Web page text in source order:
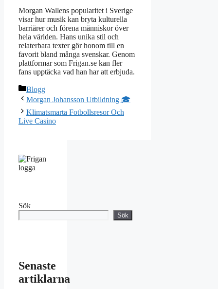
Morgan Wallens popularitet i Sverige
visar hur musik kan bryta kulturella
barriärer och förena människor över
hela världen. Hans unika stil och
relaterbara texter gör honom till en
favorit bland många svenskar. Genom
plattformar som Frigan.se kan fler
fans upptäcka vad han har att erbjuda.
Kategorier
Blogg
Morgan Johansson Utbildning 🎓
Klimatsmarta Fotbollsresor Och
Live Casino
Sök
Sök
Senaste
artiklarna